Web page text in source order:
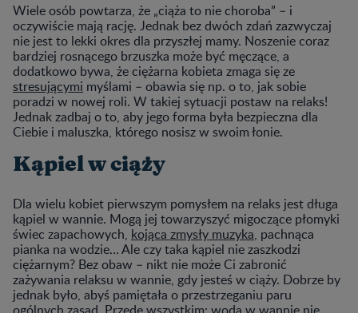
Wiele osób powtarza, że „ciąża to nie choroba” – i
oczywiście mają rację. Jednak bez dwóch zdań zazwyczaj
nie jest to lekki okres dla przyszłej mamy. Noszenie coraz
bardziej rosnącego brzuszka może być męczące, a
dodatkowo bywa, że ciężarna kobieta zmaga się ze
stresującymi myślami – obawia się np. o to, jak sobie
poradzi w nowej roli. W takiej sytuacji postaw na relaks!
Jednak zadbaj o to, aby jego forma była bezpieczna dla
Ciebie i maluszka, którego nosisz w swoim łonie.
Kąpiel w ciąży
Dla wielu kobiet pierwszym pomysłem na relaks jest długa
kąpiel w wannie. Mogą jej towarzyszyć migoczące płomyki
świec zapachowych, kojąca zmysły muzyka, pachnąca
pianka na wodzie… Ale czy taka kąpiel nie zaszkodzi
ciężarnym? Bez obaw – nikt nie może Ci zabronić
zażywania relaksu w wannie, gdy jesteś w ciąży. Dobrze by
jednak było, abyś pamiętała o przestrzeganiu paru